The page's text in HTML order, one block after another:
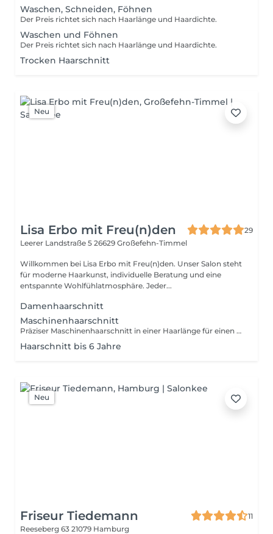
Waschen, Schneiden, Föhnen
Der Preis richtet sich nach Haarlänge und Haardichte.
Waschen und Föhnen
Der Preis richtet sich nach Haarlänge und Haardichte.
Trocken Haarschnitt
Neu
Lisa Erbo mit Freu(n)den
29
Leerer Landstraße 5 26629 Großefehn-Timmel
Willkommen bei Lisa Erbo mit Freu(n)den. Unser Salon steht
für moderne Haarkunst, individuelle Beratung und eine
entspannte Wohlfühlatmosphäre. Jeder...
Damenhaarschnitt
Maschinenhaarschnitt
Präziser Maschinenhaarschnitt in einer Haarlänge für einen sauberen und gepflegten Look. Ideal für klassische Kurzhaarfrisuren.
Haarschnitt bis 6 Jahre
Neu
Friseur Tiedemann
11
Reeseberg 63 21079 Hamburg